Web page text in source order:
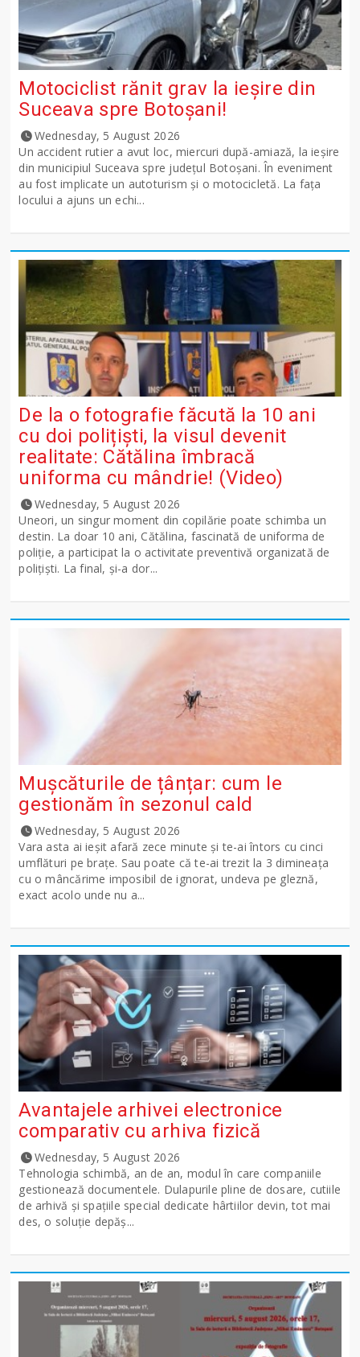
Motociclist rănit grav la ieșire din
Suceava spre Botoșani!
Wednesday, 5 August 2026
Un accident rutier a avut loc, miercuri după-amiază, la ieșire
din municipiul Suceava spre județul Botoșani. În eveniment
au fost implicate un autoturism și o motocicletă. La fața
locului a ajuns un echi...
De la o fotografie făcută la 10 ani
cu doi polițiști, la visul devenit
realitate: Cătălina îmbracă
uniforma cu mândrie! (Video)
Wednesday, 5 August 2026
Uneori, un singur moment din copilărie poate schimba un
destin. La doar 10 ani, Cătălina, fascinată de uniforma de
poliție, a participat la o activitate preventivă organizată de
polițiști. La final, și-a dor...
Mușcăturile de țânțar: cum le
gestionăm în sezonul cald
Wednesday, 5 August 2026
Vara asta ai ieșit afară zece minute și te-ai întors cu cinci
umflături pe brațe. Sau poate că te-ai trezit la 3 dimineața
cu o mâncărime imposibil de ignorat, undeva pe gleznă,
exact acolo unde nu a...
Avantajele arhivei electronice
comparativ cu arhiva fizică
Wednesday, 5 August 2026
Tehnologia schimbă, an de an, modul în care companiile
gestionează documentele. Dulapurile pline de dosare, cutiile
de arhivă și spațiile special dedicate hârtiilor devin, tot mai
des, o soluție depăș...